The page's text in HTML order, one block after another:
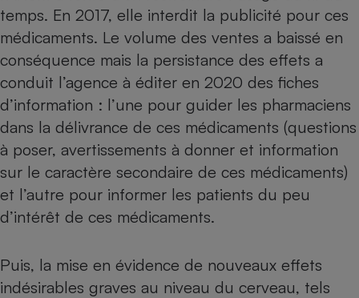
temps. En 2017, elle interdit la publicité pour ces
médicaments. Le volume des ventes a baissé en
conséquence mais la persistance des effets a
conduit l’agence à éditer en 2020 des fiches
d’information : l’une pour guider les pharmaciens
dans la délivrance de ces médicaments (questions
à poser, avertissements à donner et information
sur le caractère secondaire de ces médicaments)
et l’autre pour informer les patients du peu
d’intérêt de ces médicaments.
Puis, la mise en évidence de nouveaux effets
indésirables graves au niveau du cerveau, tels